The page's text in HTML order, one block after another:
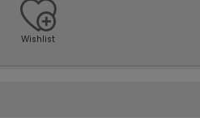
Wishlist